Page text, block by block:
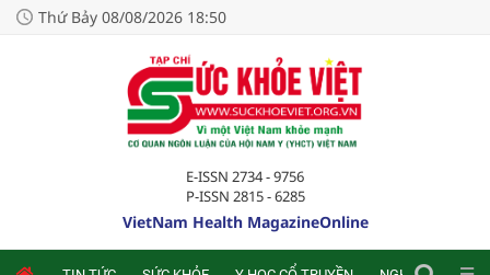
Thứ Bảy 08/08/2026 18:50
E-ISSN 2734 - 9756
P-ISSN 2815 - 6285
VietNam Health MagazineOnline